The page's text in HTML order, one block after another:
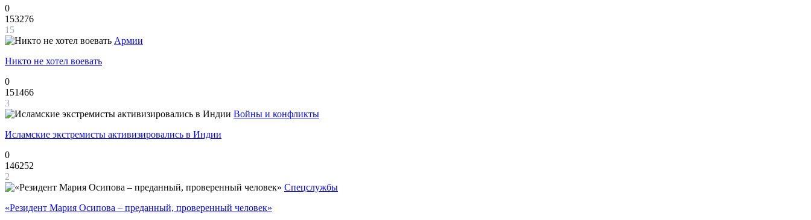
0
153276
15
Армии
Никто не хотел воевать
0
151466
3
Войны и конфликты
Исламские экстремисты активизировались в Индии
0
146252
2
Спецслужбы
«Резидент Мария Осипова – преданный, проверенный человек»